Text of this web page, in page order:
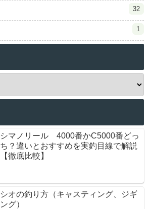
32
1
シマノリール 4000番かC5000番どっ
ち？違いとおすすめを実釣目線で解説
【徹底比較】
シオの釣り方（キャスティング、ジギ
ング）